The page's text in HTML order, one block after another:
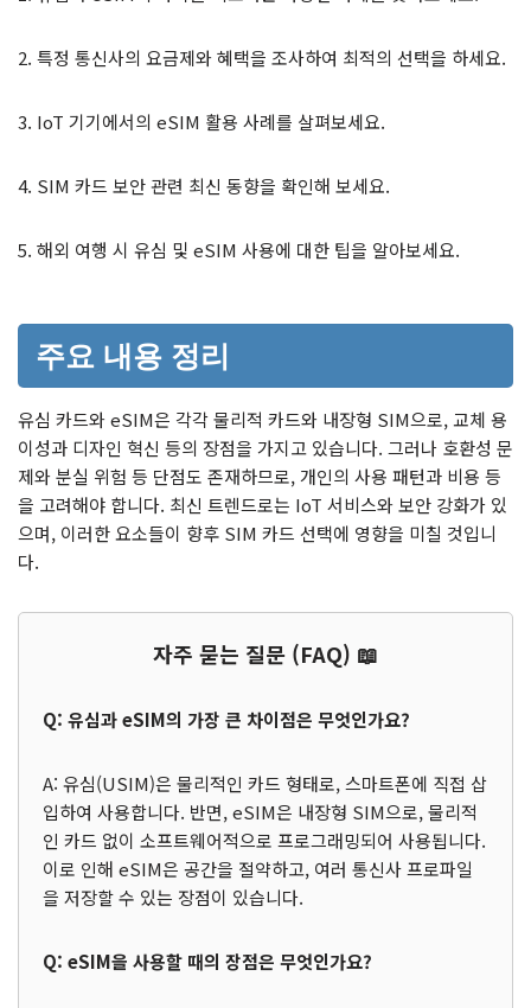
2. 특정 통신사의 요금제와 혜택을 조사하여 최적의 선택을 하세요.
3. IoT 기기에서의 eSIM 활용 사례를 살펴보세요.
4. SIM 카드 보안 관련 최신 동향을 확인해 보세요.
5. 해외 여행 시 유심 및 eSIM 사용에 대한 팁을 알아보세요.
주요 내용 정리
유심 카드와 eSIM은 각각 물리적 카드와 내장형 SIM으로, 교체 용
이성과 디자인 혁신 등의 장점을 가지고 있습니다. 그러나 호환성 문
제와 분실 위험 등 단점도 존재하므로, 개인의 사용 패턴과 비용 등
을 고려해야 합니다. 최신 트렌드로는 IoT 서비스와 보안 강화가 있
으며, 이러한 요소들이 향후 SIM 카드 선택에 영향을 미칠 것입니
다.
자주 묻는 질문 (FAQ) 📖
Q: 유심과 eSIM의 가장 큰 차이점은 무엇인가요?
A: 유심(USIM)은 물리적인 카드 형태로, 스마트폰에 직접 삽
입하여 사용합니다. 반면, eSIM은 내장형 SIM으로, 물리적
인 카드 없이 소프트웨어적으로 프로그래밍되어 사용됩니다.
이로 인해 eSIM은 공간을 절약하고, 여러 통신사 프로파일
을 저장할 수 있는 장점이 있습니다.
Q: eSIM을 사용할 때의 장점은 무엇인가요?